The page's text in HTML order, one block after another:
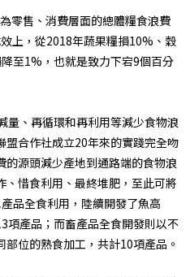
零售、消費層面的總體糧食浪費
上，從2018年蔬果糧損10%、穀
至1%，也就是致力下宕9個百分
量、再循環和再利用等減少食物浪
盟合作社成立20年來的實踐完全吻
源頭減少產地到通路端的食物浪
惜食利用、最終堆肥，至此可將
品全食利用，陸續開發了魚高
項產品；而畜產品全食開發則以不
位的熟食加工，共計10項產品。